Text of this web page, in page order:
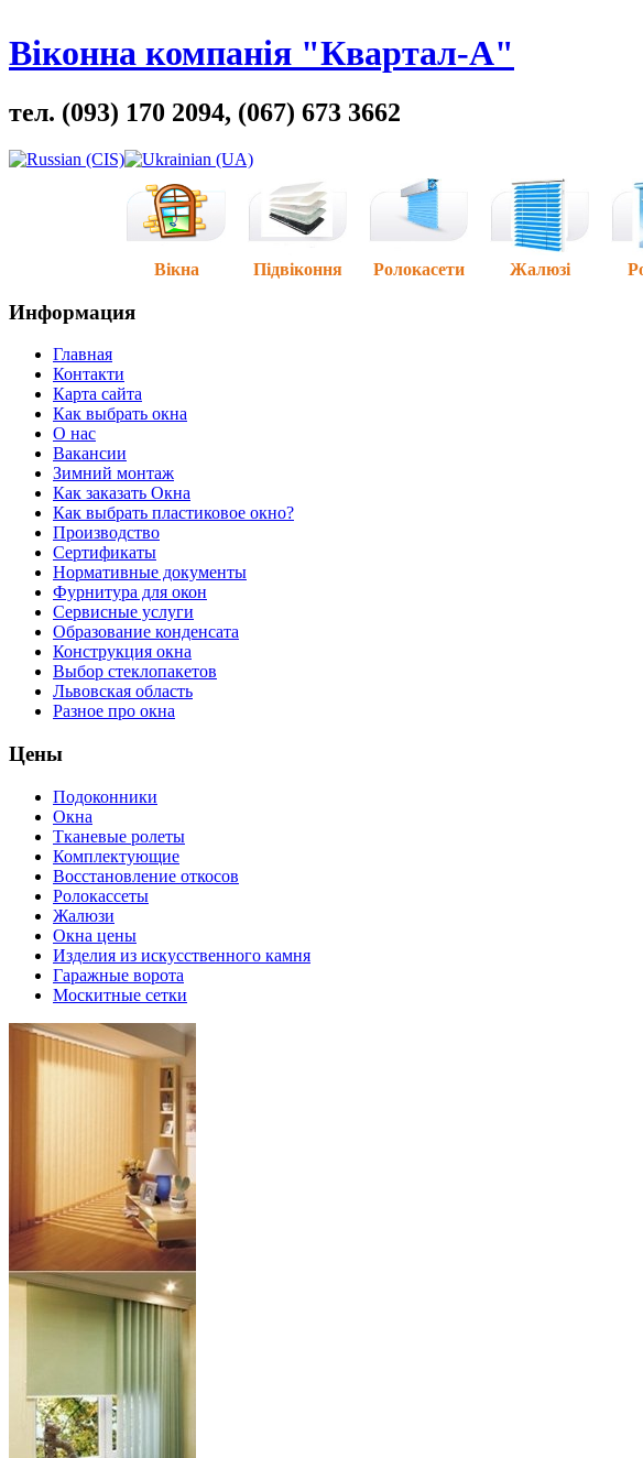
Віконна компанія "Квартал-А"
тел. (093) 170 2094, (067) 673 3662
Вікна Підвіконня Ролокасети Жалюзі
Информация
Главная
Контакти
Карта сайта
Как выбрать окна
О нас
Вакансии
Зимний монтаж
Как заказать Окна
Как выбрать пластиковое окно?
Производство
Сертификаты
Нормативные документы
Фурнитура для окон
Сервисные услуги
Образование конденсата
Конструкция окна
Выбор стеклопакетов
Львовская область
Разное про окна
Цены
Подоконники
Окна
Тканевые ролеты
Комплектующие
Восстановление откосов
Ролокассеты
Жалюзи
Окна цены
Изделия из искусственного камня
Гаражные ворота
Москитные сетки